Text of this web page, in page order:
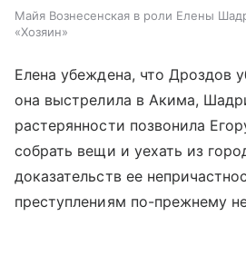
Майя Вознесенская в роли Елены
«Хозяин»
Елена убеждена, что Дроздов
она выстрелила в Акима,
растерянности позвонила
собрать вещи и уехать из
доказательств ее
преступлениям по-прежнему